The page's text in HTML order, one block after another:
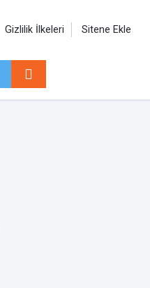
Gizlilik İlkeleri Sitene Ekle